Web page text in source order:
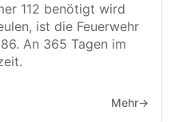
112 benötigt wird
ist die Feuerwehr
An 365 Tagen im
Mehr→